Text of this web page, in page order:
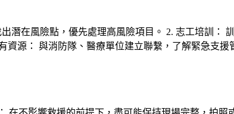
潛在風險點，優先處理高風險項目。 2. 志工培訓：
源： 與消防隊、醫療單位建立聯繫，了解緊急支